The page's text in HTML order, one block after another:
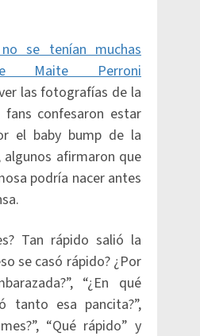
se tenían muchas
Maite Perroni
las fotografías de la
fans confesaron estar
el baby bump de la
afirmaron que
podría nacer antes
Tan rápido salió la
se casó rápido? ¿Por
“¿En qué
tanto esa pancita?”,
“Qué rápido” y